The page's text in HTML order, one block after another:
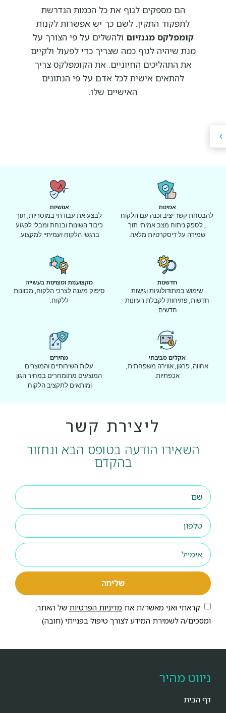
הם מספקים לגוף את כל הכמות הנדרשת
לתפקוד התקין. לשם כך יש אפשרות לקנות
קומפלקס מגנזיום ולהשלים על פי הצורך על
מנת שיהיה לגוף כמה שצריך כדי לפעול ולקיים
את התהליכים החיוניים. את הקומפלקס צריך
להתאים אישית לכל אדם על פי הנתונים
האישיים שלו.
אמינות
להבטחת קשר יציב וכנה עם הלקוח
, לספק ניתוח מצב אמיתי תוך
שמירה על דיסקרטיות מלאה.
אנושיות
לבצע את עבודתי במוסריות, תוך
כיבוד השונות ובנחת ומבלי לפגוע
ברגשי הלקוח ועמיתיי למקצוע.
חדשנות
שימוש במתודולוגיות וגישות
חדשות, פתיחות לקבלת רעיונות
חדשים.
מקצוענות ומצוינות בעשייה
סיפוק מענה לצרכי הלקוח, מכוונות
ללקוח.
אקלים סביבתי
אחווה, פרגון, אווירה משפחתית,
אכפתיות.
מחירים
עלות השירותיים והמוצרים
המוצעים מתומחרים במחיר הגון
ומותאים לתקציב הלקוח.
ליצירת קשר
השאירו הודעה בטופס הבא ונחזור
בהקדם
שליחה
קראתי ואני מאשר/ת את מדיניות הפרטיות של האתר,
ומסכים/ה לשמירת המידע לצורך טיפול בפנייתי (חובה)
ניווט מהיר
דף הבית